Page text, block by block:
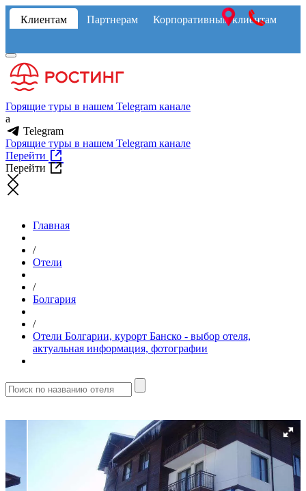
Клиентам Партнерам Корпоративным клиентам
Горящие туры в нашем Telegram канале
a
Telegram
Горящие туры в нашем Telegram канале
Перейти
Перейти
Главная
/
Отели
/
Болгария
/
Отели Болгарии, курорт Банско - выбор отеля,
актуальная информация, фотографии